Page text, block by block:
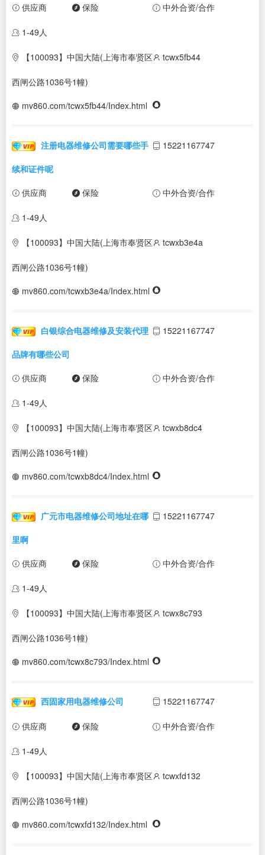
供应商 保险 中外合资/合作
1-49人
【100093】中国大陆(上海市奉贤区
西闸公路1036号1幢)
tcwx5fb44
mv860.com/tcwx5fb44/Index.html
注册电器维修公司需要哪些手
续和证件呢
15221167747
供应商 保险 中外合资/合作
1-49人
【100093】中国大陆(上海市奉贤区
西闸公路1036号1幢)
tcwxb3e4a
mv860.com/tcwxb3e4a/Index.html
白银综合电器维修及安装代理
品牌有哪些公司
15221167747
供应商 保险 中外合资/合作
1-49人
【100093】中国大陆(上海市奉贤区
西闸公路1036号1幢)
tcwxb8dc4
mv860.com/tcwxb8dc4/Index.html
广元市电器维修公司地址在哪
里啊
15221167747
供应商 保险 中外合资/合作
1-49人
【100093】中国大陆(上海市奉贤区
西闸公路1036号1幢)
tcwx8c793
mv860.com/tcwx8c793/Index.html
西固家用电器维修公司 15221167747
供应商 保险 中外合资/合作
1-49人
【100093】中国大陆(上海市奉贤区
西闸公路1036号1幢)
tcwxfd132
mv860.com/tcwxfd132/Index.html